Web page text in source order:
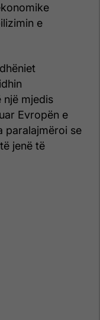
e
një mjedis
Evropën e
paralajmëroi se
jenë të